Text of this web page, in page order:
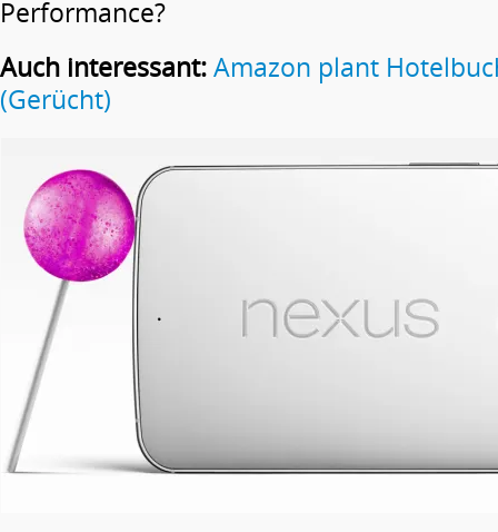
Performance?
Auch interessant:Amazon plant
(Gerücht)